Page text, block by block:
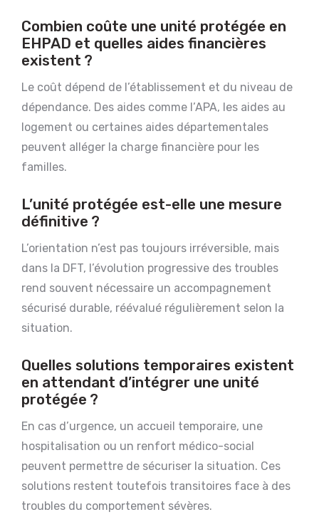
Combien coûte une unité protégée en
EHPAD et quelles aides financières
existent ?
Le coût dépend de l’établissement et du niveau de
dépendance. Des aides comme l’APA, les aides au
logement ou certaines aides départementales
peuvent alléger la charge financière pour les
familles.
L’unité protégée est-elle une mesure
définitive ?
L’orientation n’est pas toujours irréversible, mais
dans la DFT, l’évolution progressive des troubles
rend souvent nécessaire un accompagnement
sécurisé durable, réévalué régulièrement selon la
situation.
Quelles solutions temporaires existent
en attendant d’intégrer une unité
protégée ?
En cas d’urgence, un accueil temporaire, une
hospitalisation ou un renfort médico-social
peuvent permettre de sécuriser la situation. Ces
solutions restent toutefois transitoires face à des
troubles du comportement sévères.